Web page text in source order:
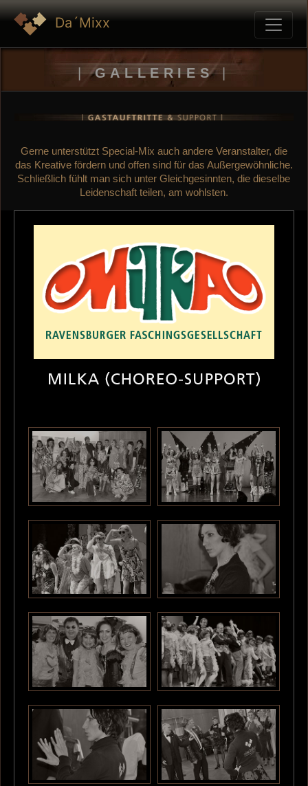
Da´Mixx
|GALLERIES|
Gerne unterstützt Special-Mix auch andere Veranstalter, die
das Kreative fördern und offen sind für das Außergewöhnliche.
Schließlich fühlt man sich unter Gleichgesinnten, die dieselbe
Leidenschaft teilen, am wohlsten.